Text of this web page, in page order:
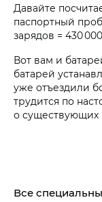
Давайте
паспортный
зарядов = 430
Вот вам и
батарей
уже отъездили
трудится по
о существующих
Все